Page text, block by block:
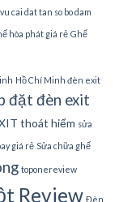
cai dat tan so bo dam
hòa phát giá rẻ Ghế
Hồ Chí Minh đèn exit
đặt đèn exit
thoát hiểm sửa
giá rẻ Sửa chữa ghế
toponereview
Review Đèn